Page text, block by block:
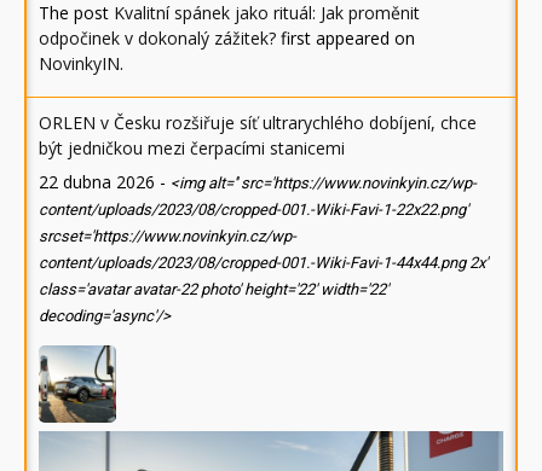
The post Kvalitní spánek jako rituál: Jak proměnit
odpočinek v dokonalý zážitek? first appeared on
NovinkyIN.
ORLEN v Česku rozšiřuje síť ultrarychlého dobíjení, chce
být jedničkou mezi čerpacími stanicemi
22 dubna 2026 - <img alt='' src='https://www.novinkyin.cz/wp-
content/uploads/2023/08/cropped-001.-Wiki-Favi-1-22x22.png'
srcset='https://www.novinkyin.cz/wp-
content/uploads/2023/08/cropped-001.-Wiki-Favi-1-44x44.png 2x'
class='avatar avatar-22 photo' height='22' width='22'
decoding='async'/>